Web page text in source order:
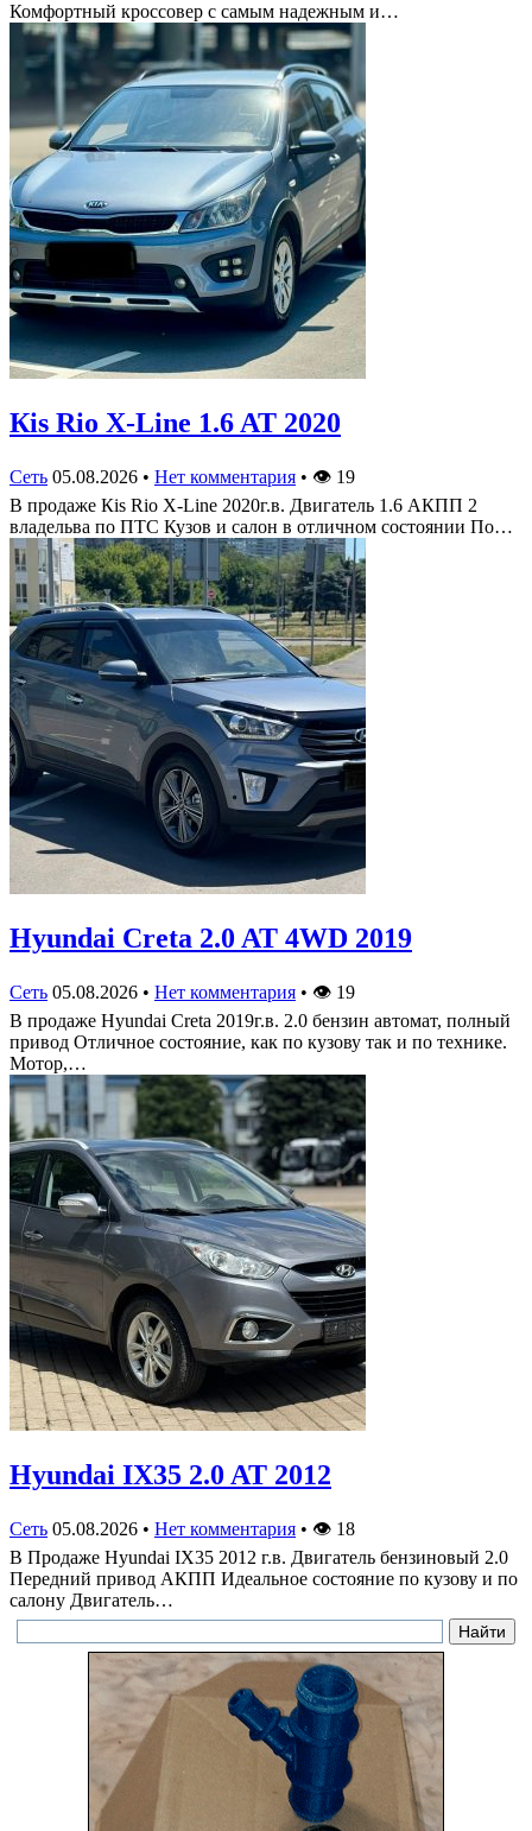
Комфортный кроссовер с самым надежным и…
Кis Rio X-Line 1.6 AT 2020
Сеть 05.08.2026 • Нет комментария • 👁 19
В продаже Кis Rio X-Line 2020г.в. Двигатель 1.6 АКПП 2
владельва по ПТС Кузов и салон в отличном состоянии По…
Hyundai Creta 2.0 AT 4WD 2019
Сеть 05.08.2026 • Нет комментария • 👁 19
В продаже Hyundai Creta 2019г.в. 2.0 бензин автомат, полный
привод Отличное состояние, как по кузову так и по технике.
Мотор,…
Hyundai IX35 2.0 AT 2012
Сеть 05.08.2026 • Нет комментария • 👁 18
В Продаже Hyundai IX35 2012 г.в. Двигатель бензиновый 2.0
Передний привод АКПП Идеальное состояние по кузову и по
салону Двигатель…